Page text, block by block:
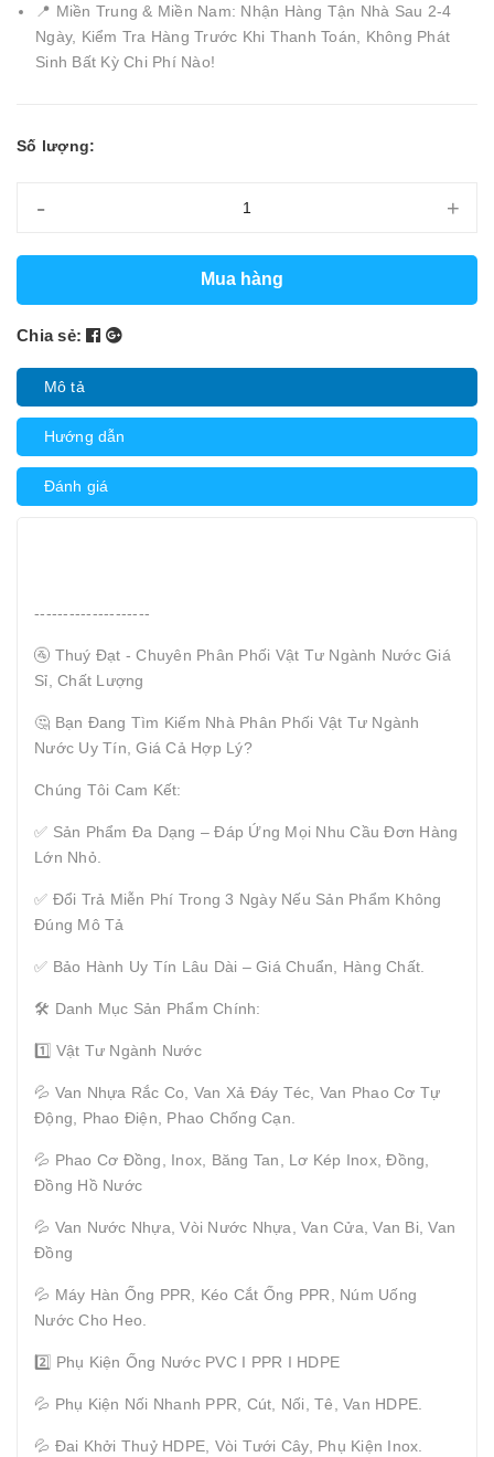
📍 Miền Trung & Miền Nam: Nhận Hàng Tận Nhà Sau 2-4
Ngày, Kiểm Tra Hàng Trước Khi Thanh Toán, Không Phát
Sinh Bất Kỳ Chi Phí Nào!
Số lượng:
- +
Mua hàng
Chia sẻ:
Mô tả
Hướng dẫn
Đánh giá
--------------------
🚰 Thuý Đạt - Chuyên Phân Phối Vật Tư Ngành Nước Giá
Sỉ, Chất Lượng
🤔 Bạn Đang Tìm Kiếm Nhà Phân Phối Vật Tư Ngành
Nước Uy Tín, Giá Cả Hợp Lý?
Chúng Tôi Cam Kết:
✅ Sản Phẩm Đa Dạng – Đáp Ứng Mọi Nhu Cầu Đơn Hàng
Lớn Nhỏ.
✅ Đổi Trả Miễn Phí Trong 3 Ngày Nếu Sản Phẩm Không
Đúng Mô Tả
✅ Bảo Hành Uy Tín Lâu Dài – Giá Chuẩn, Hàng Chất.
🛠 Danh Mục Sản Phẩm Chính:
1️⃣ Vật Tư Ngành Nước
💦 Van Nhựa Rắc Co, Van Xả Đáy Téc, Van Phao Cơ Tự
Động, Phao Điện, Phao Chống Cạn.
💦 Phao Cơ Đồng, Inox, Băng Tan, Lơ Kép Inox, Đồng,
Đồng Hồ Nước
💦 Van Nước Nhựa, Vòi Nước Nhựa, Van Cửa, Van Bi, Van
Đồng
💦 Máy Hàn Ống PPR, Kéo Cắt Ống PPR, Núm Uống
Nước Cho Heo.
2️⃣ Phụ Kiện Ống Nước PVC I PPR I HDPE
💦 Phụ Kiện Nối Nhanh PPR, Cút, Nối, Tê, Van HDPE.
💦 Đai Khởi Thuỷ HDPE, Vòi Tưới Cây, Phụ Kiện Inox.